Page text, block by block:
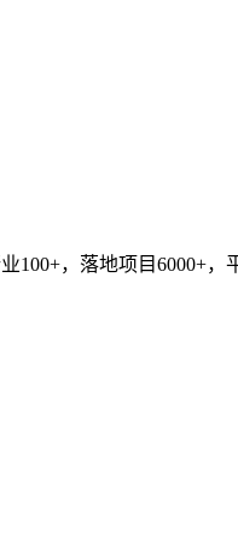
，落地项目6000+